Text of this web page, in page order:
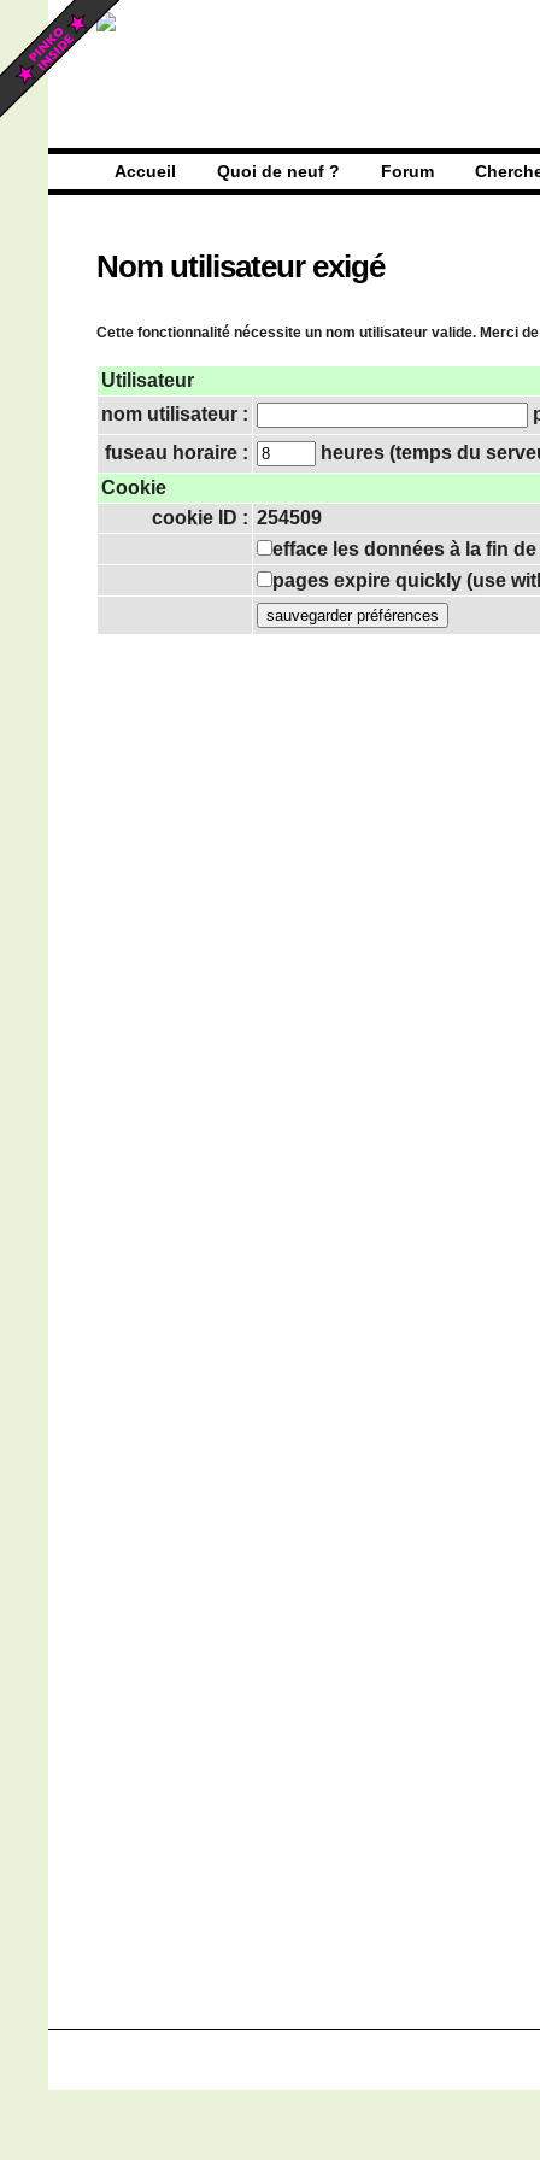
Accueil Quoi de neuf ? Forum
Nom utilisateur exigé
Cette fonctionnalité nécessite un nom utilisateur valide. Merci
Utilisateur
nom utilisateur :
fuseau horaire :
heures (temps du
Cookie
cookie ID : 254509
efface les données à la fin
pages expire quickly (use